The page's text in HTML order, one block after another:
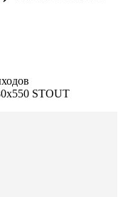
STOUT